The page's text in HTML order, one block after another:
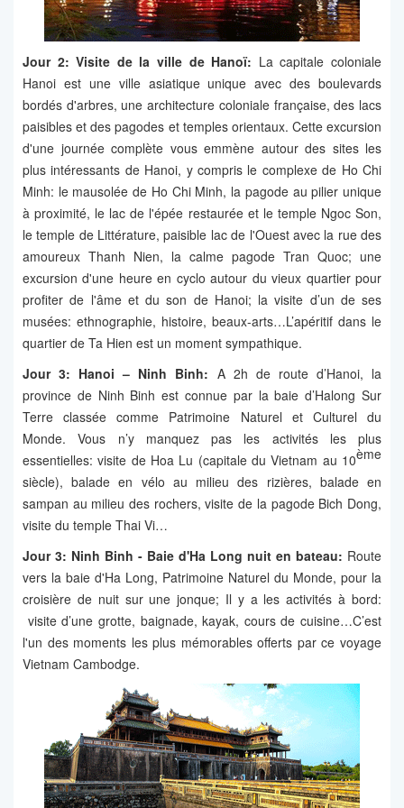
Jour 2: Visite de la ville de Hanoï: La capitale coloniale
Hanoi est une ville asiatique unique avec des boulevards
bordés d'arbres, une architecture coloniale française, des lacs
paisibles et des pagodes et temples orientaux. Cette excursion
d'une journée complète vous emmène autour des sites les
plus intéressants de Hanoi, y compris le complexe de Ho Chi
Minh: le mausolée de Ho Chi Minh, la pagode au pilier unique
à proximité, le lac de l'épée restaurée et le temple Ngoc Son,
le temple de Littérature, paisible lac de l'Ouest avec la rue des
amoureux Thanh Nien, la calme pagode Tran Quoc; une
excursion d'une heure en cyclo autour du vieux quartier pour
profiter de l'âme et du son de Hanoi; la visite d’un de ses
musées: ethnographie, histoire, beaux-arts…L’apéritif dans le
quartier de Ta Hien est un moment sympathique.
Jour 3: Hanoi – Ninh Binh: A 2h de route d’Hanoi, la
province de Ninh Binh est connue par la baie d’Halong Sur
Terre classée comme Patrimoine Naturel et Culturel du
Monde. Vous n’y manquez pas les activités les plus
essentielles: visite de Hoa Lu (capitale du Vietnam au 10ème
siècle), balade en vélo au milieu des rizières, balade en
sampan au milieu des rochers, visite de la pagode Bich Dong,
visite du temple Thai Vi…
Jour 3: Ninh Binh - Baie d'Ha Long nuit en bateau: Route
vers la baie d'Ha Long, Patrimoine Naturel du Monde, pour la
croisière de nuit sur une jonque; Il y a les activités à bord:
visite d’une grotte, baignade, kayak, cours de cuisine…C’est
l'un des moments les plus mémorables offerts par ce voyage
Vietnam Cambodge.